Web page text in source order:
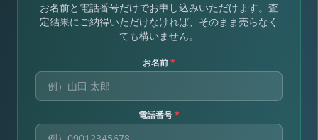
お名前と電話番号だけでお申し込みいただけます。査
定結果にご納得いただけなければ、そのまま売らなく
ても構いません。
お名前*
電話番号*